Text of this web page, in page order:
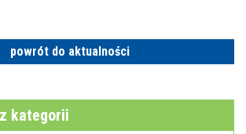
powrót do aktualności
kategorii